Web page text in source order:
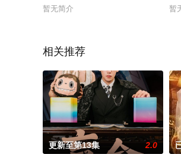
暂无简介 暂
相关推荐
更新至第13集 2.0